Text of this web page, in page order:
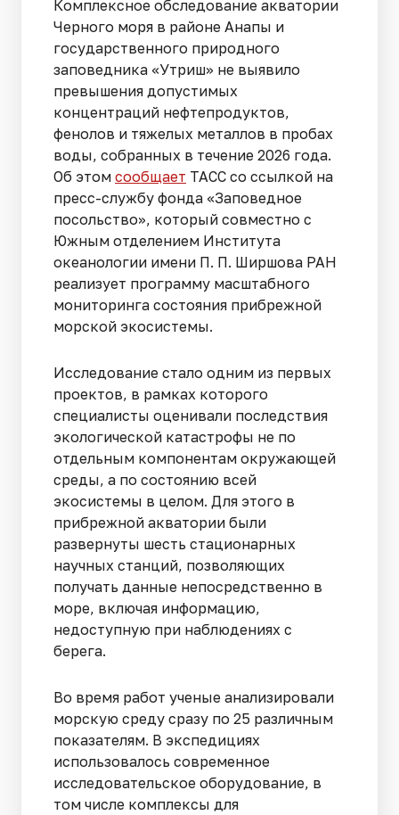
Комплексное обследование акватории
Черного моря в районе Анапы и
государственного природного
заповедника «Утриш» не выявило
превышения допустимых
концентраций нефтепродуктов,
фенолов и тяжелых металлов в пробах
воды, собранных в течение 2026 года.
Об этом сообщает ТАСС со ссылкой на
пресс-службу фонда «Заповедное
посольство», который совместно с
Южным отделением Института
океанологии имени П. П. Ширшова РАН
реализует программу масштабного
мониторинга состояния прибрежной
морской экосистемы.
Исследование стало одним из первых
проектов, в рамках которого
специалисты оценивали последствия
экологической катастрофы не по
отдельным компонентам окружающей
среды, а по состоянию всей
экосистемы в целом. Для этого в
прибрежной акватории были
развернуты шесть стационарных
научных станций, позволяющих
получать данные непосредственно в
море, включая информацию,
недоступную при наблюдениях с
берега.
Во время работ ученые анализировали
морскую среду сразу по 25 различным
показателям. В экспедициях
использовалось современное
исследовательское оборудование, в
том числе комплексы для